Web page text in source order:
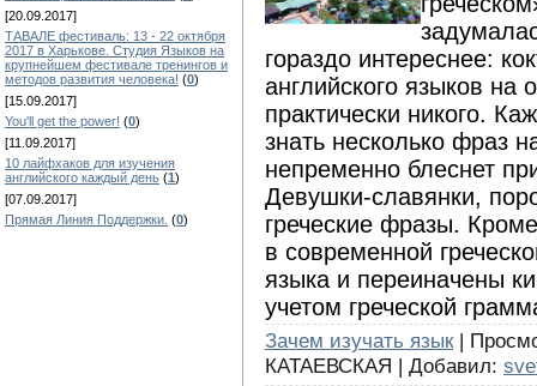
[20.09.2017]
ТАВАЛЕ фестиваль: 13 - 22 октября
2017 в Харькове. Студия Языков на
крупнейшем фестивале тренингов и
методов развития человека! (0)
[15.09.2017]
You'll get the power! (0)
[11.09.2017]
10 лайфхаков для изучения
английского каждый день (1)
[07.09.2017]
Прямая Линия Поддержки. (0)
гораздо интереснее:
английского языков на
практически никого.
знать несколько фраз
непременно блеснет
Девушки-славянки,
греческие фразы.
в современной
языка и переиначены
учетом греческой
Зачем изучать язык|
КАТАЕВСКАЯ | Добавил: